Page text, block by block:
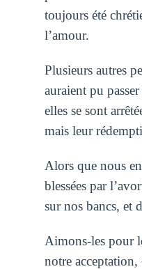
toujours été
l’amour.
Plusieurs autres
auraient pu
elles se sont
mais leur
Alors que nous
blessées par
sur nos bancs, et
Aimons-les pour
notre